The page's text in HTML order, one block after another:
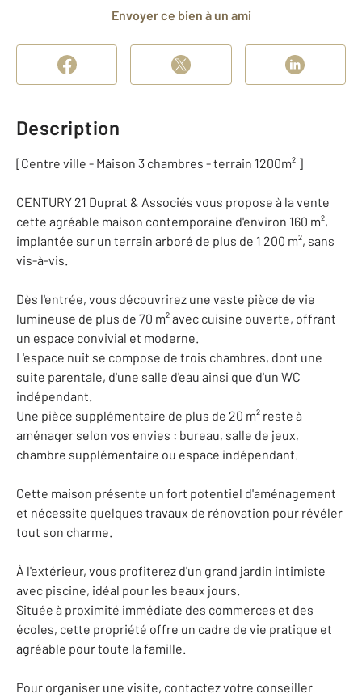
Envoyer ce bien à un ami
Description
[Centre ville - Maison 3 chambres - terrain 1200m² ]
CENTURY 21 Duprat & Associés vous propose à la vente
cette agréable maison contemporaine d'environ 160 m²,
implantée sur un terrain arboré de plus de 1 200 m², sans
vis-à-vis.
Dès l'entrée, vous découvrirez une vaste pièce de vie
lumineuse de plus de 70 m² avec cuisine ouverte, offrant
un espace convivial et moderne.
L'espace nuit se compose de trois chambres, dont une
suite parentale, d'une salle d'eau ainsi que d'un WC
indépendant.
Une pièce supplémentaire de plus de 20 m² reste à
aménager selon vos envies : bureau, salle de jeux,
chambre supplémentaire ou espace indépendant.
Cette maison présente un fort potentiel d'aménagement
et nécessite quelques travaux de rénovation pour révéler
tout son charme.
À l'extérieur, vous profiterez d'un grand jardin intimiste
avec piscine, idéal pour les beaux jours.
Située à proximité immédiate des commerces et des
écoles, cette propriété offre un cadre de vie pratique et
agréable pour toute la famille.
Pour organiser une visite, contactez votre conseiller